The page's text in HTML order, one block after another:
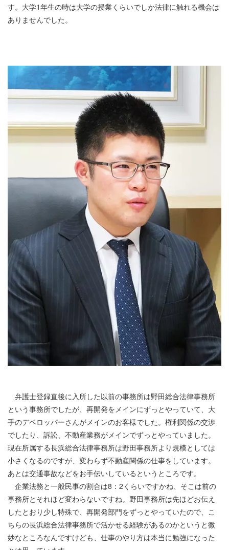
す。大学1年生の時は大学の授業くらいでしか法律に触れる機会は
ありませんでした。
弁護士登録直後に入所した以前の事務所は野田総合法律事務所
という事務所でしたが、再開発をメインにずっとやっていて、大
手のデベロッパーさんがメインのお客様でした。権利関係の交渉
でしたり、訴訟、不動産業務がメインでずっとやっていました。
現在所属する長浜総合法律事務所は野田事務所より規模としては
小さくなるのですが、変わらず不動産関係の仕事をしています。
あとは交通事故などをお手伝いしているというところです。
企業法務と一般民事の割合は8：2くらいですかね、そこは前の
事務所とそれほど変わらないですね。野田事務所は先ほどお伝え
したとおり少し特殊で、再開発部門をずっとやっていたので、こ
ちらの長浜総合法律事務所で活かせる経験があるのかというと微
妙なところなんですけども、仕事のやり方は本当に勉強になった